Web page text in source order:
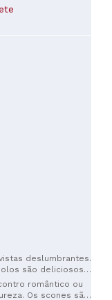
deslumbrantes.
são deliciosos.
a subida é
então é
romântico ou
Os scones são